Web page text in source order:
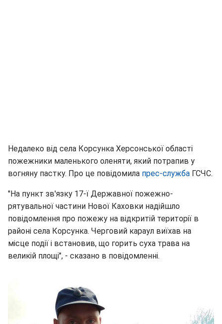
Недалеко від села Корсунка Херсонської області
пожежники маленького оленяти, який потрапив у
вогняну пастку. Про це повідомила прес-служба ГСЧС.
"На пункт зв'язку 17-ї Державної пожежно-
рятувальної частини Нової Каховки надійшло
повідомлення про пожежу на відкритій території в
районі села Корсунка. Черговий караул виїхав на
місце події і встановив, що горить суха трава на
великій площі", - сказано в повідомленні.